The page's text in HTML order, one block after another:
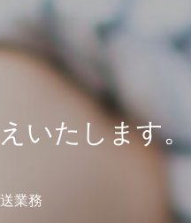
いたします。
業務